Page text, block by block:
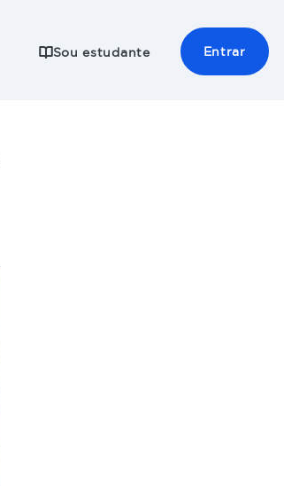
Sou estudante Entrar